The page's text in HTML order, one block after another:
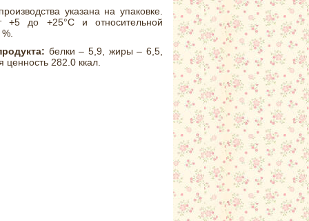
указана на упаковке.
+5 до +25°С и относительной
белки – 5,9, жиры – 6,5,
ценность 282.0 ккал.